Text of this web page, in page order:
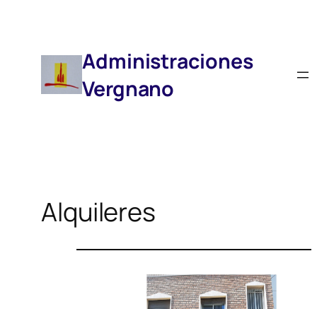
Administraciones
Vergnano
Alquileres